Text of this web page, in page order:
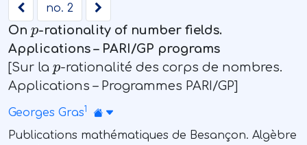
no. 2
On
p
-rationality of number fields.
Applications – PARI/GP programs
[Sur la
p
-rationalité des corps de nombres.
Applications – Programmes PARI/GP]
Georges Gras1
Publications mathématiques de Besançon. Algèbre